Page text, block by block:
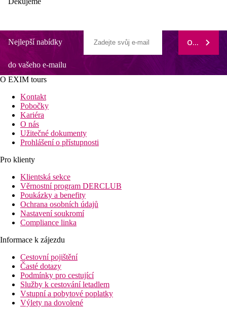
Nejlepší nabídky
do vašeho e-mailu
ODEBÍRAT
O EXIM tours
Kontakt
Pobočky
Kariéra
O nás
Užitečné dokumenty
Prohlášení o přístupnosti
Pro klienty
Klientská sekce
Věrnostní program DERCLUB
Poukázky a benefity
Ochrana osobních údajů
Nastavení soukromí
Compliance linka
Informace k zájezdu
Cestovní pojištění
Časté dotazy
Podmínky pro cestující
Služby k cestování letadlem
Vstupní a pobytové poplatky
Výlety na dovolené